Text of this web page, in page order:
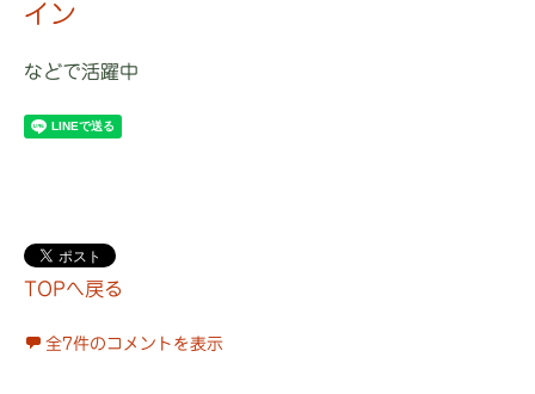
イン
などで活躍中
TOPへ戻る
全7件のコメントを表示